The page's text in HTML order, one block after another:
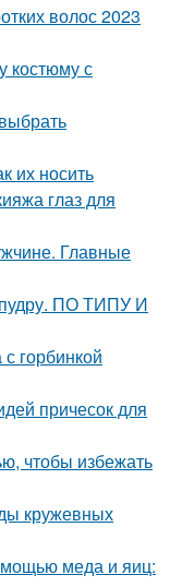
волос 2023
костюму с
их носить
глаз для
Главные
пудру. ПО ТИПУ И
горбинкой
причесок для
чтобы избежать
кружевных
меда и яиц: